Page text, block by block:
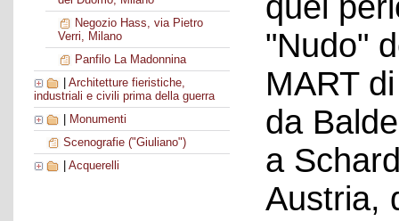
Negozio Hass, via Pietro
Verri, Milano
Panfilo La Madonnina
Architetture fieristiche,
industriali e civili prima della guerra
Monumenti
Scenografie ("Giuliano")
Acquerelli
"Nudo"
MART
da
a
Austria,